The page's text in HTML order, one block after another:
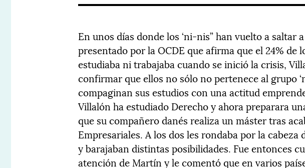
En unos días donde los ‘ni-nis” han vuelto a saltar
presentado por la OCDE que afirma que el 24% de
estudiaba ni trabajaba cuando se inició la crisis,
confirmar que ellos no sólo no pertenece al grupo
compaginan sus estudios con una actitud
Villalón ha estudiado Derecho y ahora preparara
que su compañero danés realiza un máster tras
Empresariales. A los dos les rondaba por la
y barajaban distintas posibilidades. Fue entonces
atención de Martín y le comentó que en varios